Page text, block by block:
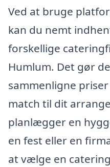
Ved at bruge
kan du nemt
forskellige
Humlum. Det gør
sammenligne
match til dit
planlægger en
en fest eller en
at vælge en